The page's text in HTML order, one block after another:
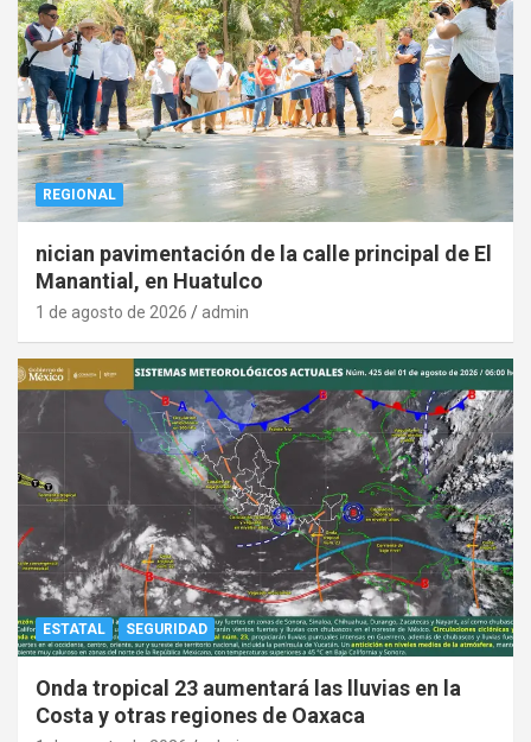
REGIONAL
nician pavimentación de la calle principal de El
Manantial, en Huatulco
1 de agosto de 2026 admin
ESTATAL SEGURIDAD
Onda tropical 23 aumentará las lluvias en la
Costa y otras regiones de Oaxaca